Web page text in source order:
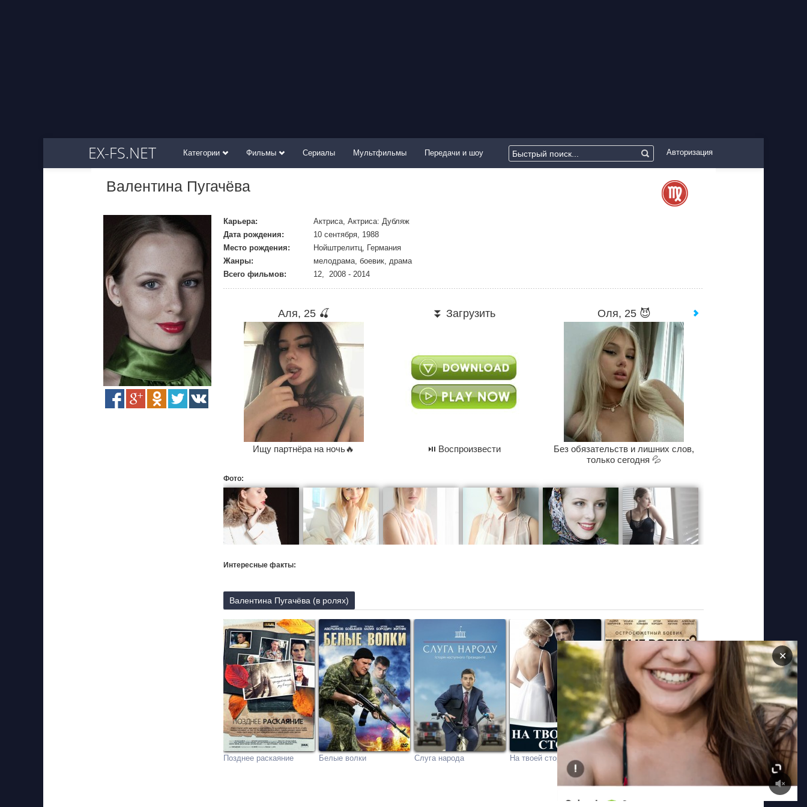
EX-FS.NET Категории Фильмы Сериалы Мультфильмы Передачи и шоу Авторизация
Валентина Пугачёва
Карьера:
Актриса, Актриса: Дубляж
Дата рождения:
10 сентября, 1988
Место рождения:
Нойштрелитц, Германия
Жанры:
мелодрама, боевик, драма
Всего фильмов:
12, 2008 - 2014
Аля, 25 🍒
Ищу партнёра на ночь🔥
⏬ Загрузить
⏯ Воспроизвести
Оля, 25 😈
Без обязательств и лишних слов,
только сегодня 💦
Фото:
Интересные факты:
Валентина Пугачёва (в ролях)
Позднее раскаяние Белые волки Слуга народа На твоей стороне Белые волки 2
✕